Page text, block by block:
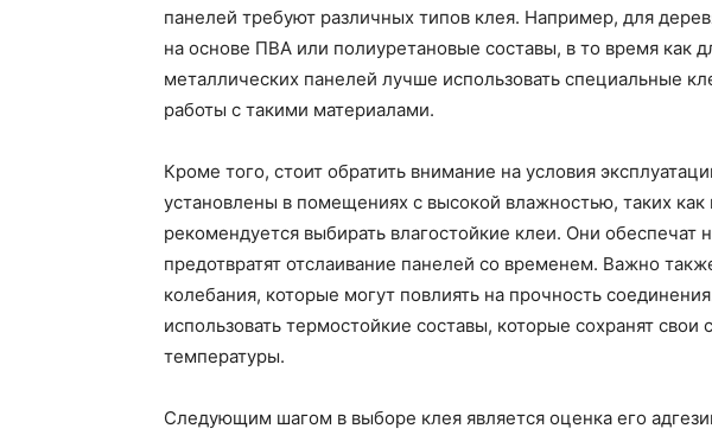
панелей требуют различных типов клея. Например, для
на основе ПВА или полиуретановые составы, в то время как
металлических панелей лучше использовать специальные
работы с такими материалами.
Кроме того, стоит обратить внимание на условия
установлены в помещениях с высокой влажностью, таких
рекомендуется выбирать влагостойкие клеи. Они обеспечат
предотвратят отслаивание панелей со временем. Важно
колебания, которые могут повлиять на прочность
использовать термостойкие составы, которые сохранят
температуры.
Следующим шагом в выборе клея является оценка его